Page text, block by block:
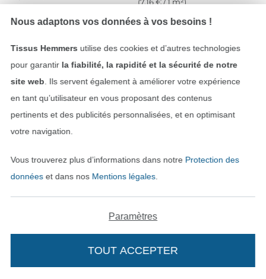
15,08 € / m
(10,05 € / 1 m²)
15,08 € / m
(10,05 € / 1 m²)
Nous adaptons vos données à vos besoins !
Tissus Hemmers utilise des cookies et d’autres technologies
pour garantir la fiabilité, la rapidité et la sécurité de notre
site web . Ils servent également à améliorer votre expérience
en tant qu’utilisateur en vous proposant des contenus
pertinents et des publicités personnalisées, et en optimisant
votre navigation.
Vous trouverez plus d’informations dans notre Protection des
donnéeset dans nos Mentions légales.
Paramètres
TOUT ACCEPTER